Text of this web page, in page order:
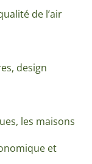
de l’air
design
les maisons
et